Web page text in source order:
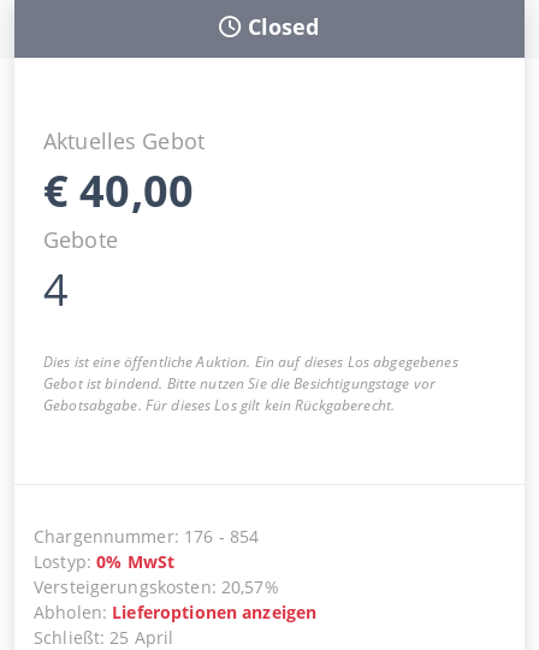
Closed
Aktuelles Gebot
€40,00
Gebote
4
Dies ist eine öffentliche Auktion. Ein auf dieses Los abgegebenes
Gebot ist bindend. Bitte nutzen Sie die Besichtigungstage vor
Gebotsabgabe. Für dieses Los gilt kein Rückgaberecht.
Chargennummer: 176 - 854
Lostyp:0% MwSt
Versteigerungskosten: 20,57%
Abholen: Lieferoptionen anzeigen
Schließt:25 April